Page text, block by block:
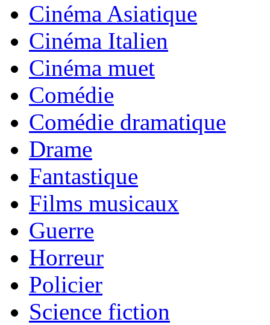
Cinéma Asiatique
Cinéma Italien
Cinéma muet
Comédie
Comédie dramatique
Drame
Fantastique
Films musicaux
Guerre
Horreur
Policier
Science fiction